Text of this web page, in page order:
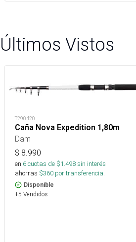
Últimos Vistos
T290420
Caña Nova Expedition 1,80m
Dam
$ 8.990
en 6cuotas de $1.498sin interés
ahorras $360 por transferencia.
Disponible
+5 Vendidos